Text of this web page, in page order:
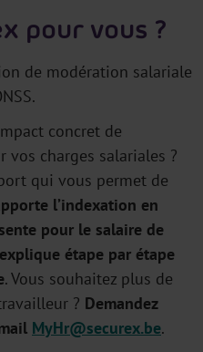
pour vous ?
de modération salariale
concret de
charges salariales ?
qui vous permet de
l’indexation en
pour le salaire de
explique étape par étape
. Vous souhaitez plus de
? Demandez
MyHr@securex.be.